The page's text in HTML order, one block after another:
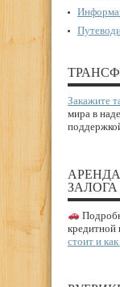
Закажите
мира в
ЗАЛОГА
кредитной
стоит и